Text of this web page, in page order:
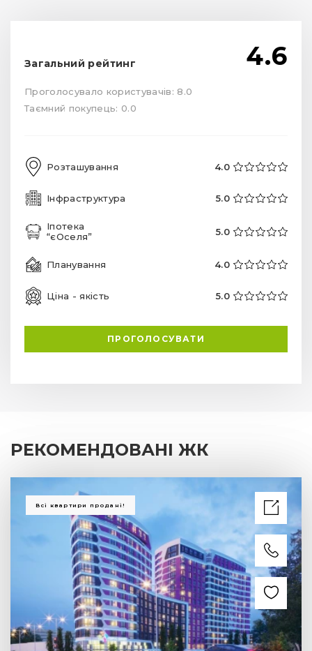
Загальний рейтинг 4.6
Проголосувало користувачів: 8.0
Таємний покупець: 0.0
Розташування 4.0
Інфраструктура 5.0
Іпотека
“єОселя”
5.0
Планування 4.0
Ціна - якість 5.0
ПРОГОЛОСУВАТИ
РЕКОМЕНДОВАНІ ЖК
Всі квартири продані!